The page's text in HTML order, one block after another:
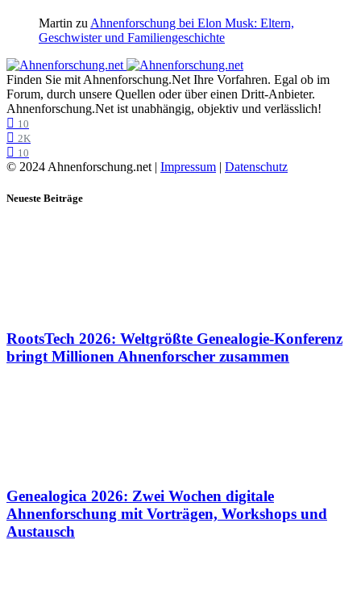
Martin zu Ahnenforschung bei Elon Musk: Eltern,
Geschwister und Familiengeschichte
Finden Sie mit Ahnenforschung.Net Ihre Vorfahren. Egal ob im
Forum, durch unsere Quellen oder über einen Dritt-Anbieter.
Ahnenforschung.Net ist unabhängig, objektiv und verlässlich!
10
2K
10
© 2024 Ahnenforschung.net | Impressum | Datenschutz
Neueste Beiträge
RootsTech 2026: Weltgrößte Genealogie-Konferenz
bringt Millionen Ahnenforscher zusammen
Genealogica 2026: Zwei Wochen digitale
Ahnenforschung mit Vorträgen, Workshops und
Austausch